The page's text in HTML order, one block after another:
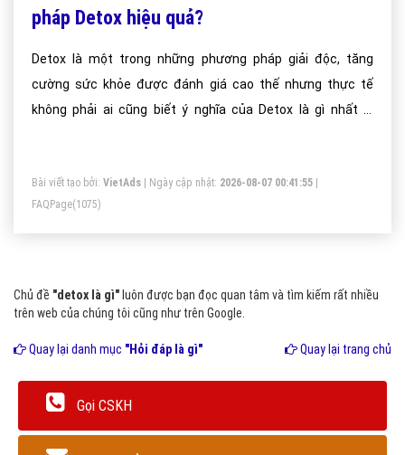
pháp Detox hiệu quả?
Detox là một trong những phương pháp giải độc, tăng
cường sức khỏe được đánh giá cao thế nhưng thực tế
không phải ai cũng biết ý nghĩa của Detox là gì nhất là
chúng
Bài viết tạo bởi: VietAds | Ngày cập nhật: 2026-08-07 00:41:55
FAQPage(1075)
Chủ đề "detox là gì" luôn được bạn đọc quan tâm và tìm kiếm rất nhiều
trên web của chúng tôi cũng như trên Google.
Quay lại danh mục "Hỏi đáp là gì" Quay lại trang chủ
Gọi CSKH